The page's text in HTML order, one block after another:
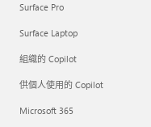
Surface Pro
Surface Laptop
組織的 Copilot
供個人使用的 Copilot
Microsoft 365